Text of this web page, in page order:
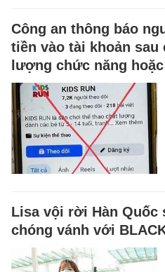
Công an thông báo
tiền vào tài khoản
lượng chức năng
Lisa vội rời Hàn Quốc
chóng vánh với